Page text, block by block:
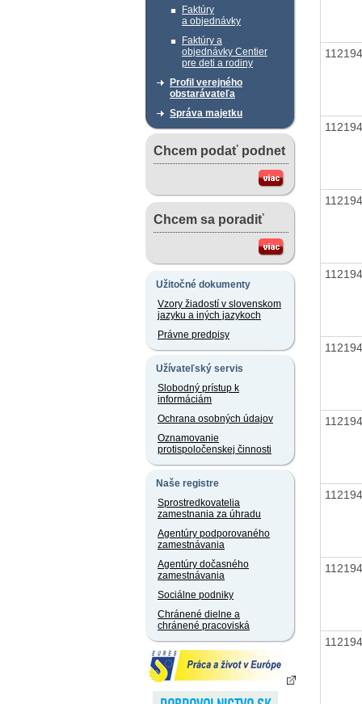
Faktúry
a objednávky
Faktúry a
objednávky Centier
pre deti a rodiny
Profil verejného
obstarávateľa
Správa majetku
Chcem podať podnet
Chcem sa poradiť
Užitočné dokumenty
Vzory žiadostí v slovenskom
jazyku a iných jazykoch
Právne predpisy
Užívateľský servis
Slobodný prístup k
informáciám
Ochrana osobných údajov
Oznamovanie
protispoločenskej činnosti
Naše registre
Sprostredkovatelia
zamestnania za úhradu
Agentúry podporovaného
zamestnávania
Agentúry dočasného
zamestnávania
Sociálne podniky
Chránené dielne a
chránené pracoviská